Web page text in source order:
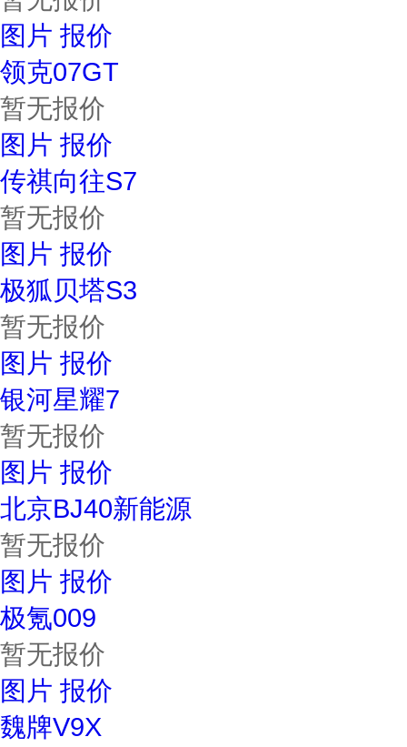
图片 报价
领克07GT
暂无报价
图片 报价
传祺向往S7
暂无报价
图片 报价
极狐贝塔S3
暂无报价
图片 报价
银河星耀7
暂无报价
图片 报价
北京BJ40新能源
暂无报价
图片 报价
极氪009
暂无报价
图片 报价
魏牌V9X